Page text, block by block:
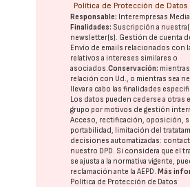
Política de Protección de Datos
Responsable: Interempresas
Finalidades: Suscripción a
newsletter(s). Gestión de cuenta
Envío de emails relacionados con
relativos a intereses similares o
asociados.Conservación:
relación con Ud., o mientras sea
llevar a cabo las finalidades
Los datos pueden cederse a otras
grupo por motivos de gestión
Acceso, rectificación, oposición,
portabilidad, limitación del
decisiones automatizadas:
nuestro DPD. Si considera que el
se ajusta a la normativa vigente,
reclamación ante laAEPD.Más
Política de Protección de Datos